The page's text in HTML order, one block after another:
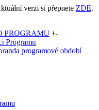
verzi si přepnete ZDE.
PROGRAMU +-
Programu
programové období